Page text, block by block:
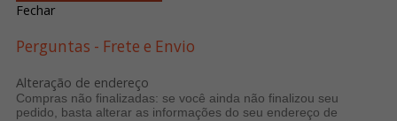
Fechar
Perguntas - Frete e Envio
Alteração de endereço
Compras não finalizadas: se você ainda não finalizou seu
pedido, basta alterar as informações do seu endereço de